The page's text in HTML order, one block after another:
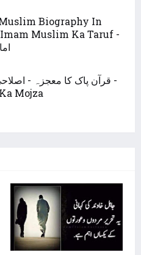
Biography In
Muslim Ka Taruf -
قرآن پاک کا معجزہ -
Mojza